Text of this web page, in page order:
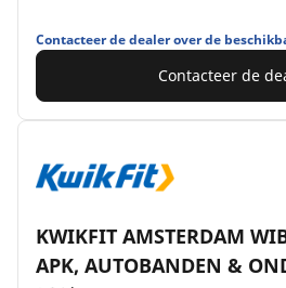
Contacteer de dealer over de
Contacteer de
KWIKFIT AMSTERDAM
APK, AUTOBANDEN &